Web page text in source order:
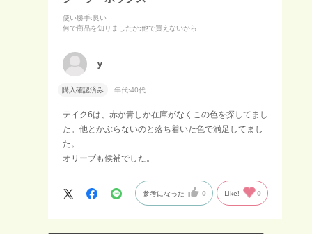
使い勝手:良い
何で商品を知りましたか:他で買えないから
y
購入確認済み 年代:40代
テイク6は、赤か青しか在庫がなくこの色を探してまし
た。他とかぶらないのと落ち着いた色で満足してまし
た。
オリーブも候補でした。
参考になった 0 Like! 0